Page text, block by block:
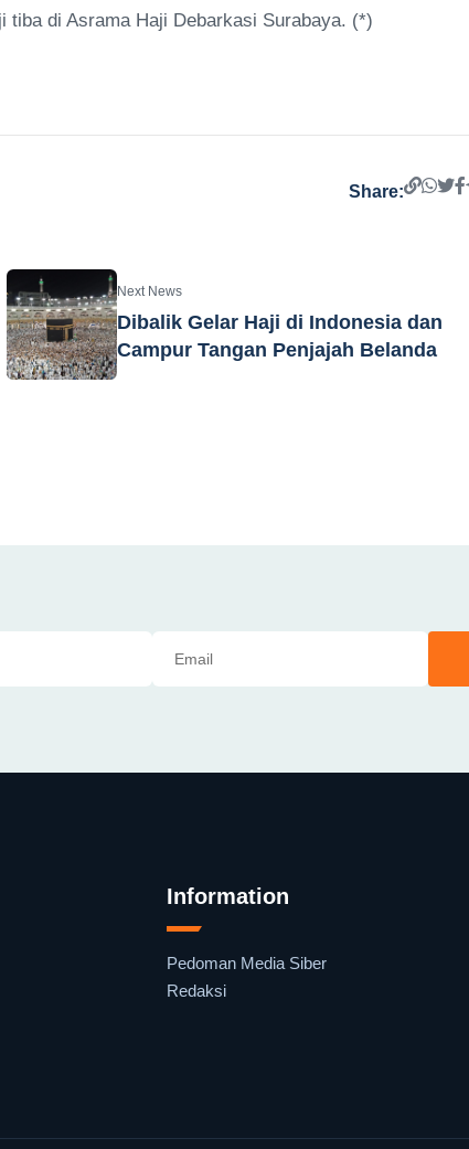
tiba di Asrama Haji Debarkasi Surabaya. (*)
Share:
Next News
Dibalik Gelar Haji di Indonesia dan
Campur Tangan Penjajah Belanda
Information
Pedoman Media Siber
Redaksi